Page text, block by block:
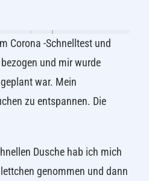
Corona -Schnelltest und
und mir wurde
war. Mein
zu entspannen. Die
Dusche hab ich mich
genommen und dann